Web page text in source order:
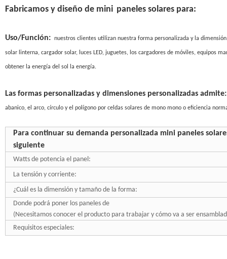
Fabricamos y diseño demini paneles solares para:
Uso/Función: nuestros clientes utilizan nuestra forma personalizada y la
solar linterna, cargador solar, luces LED, juguetes, los cargadores de móviles, equipos
obtener la energía del sol la energía.
Las formas personalizadasy dimensiones personalizadas admite:
abanico, el arco, círculo y el polígonopor celdas solares demonomono o eficiencia
Para continuar su demanda personalizada mini paneles
siguiente
Watts de potencia el panel:
La tensión y corriente:
¿Cuál es la dimensión y tamaño de la forma:
Donde podrá poner los paneles de
(Necesitamos conocer el producto para trabajar y cómo va a ser
Requisitos especiales: